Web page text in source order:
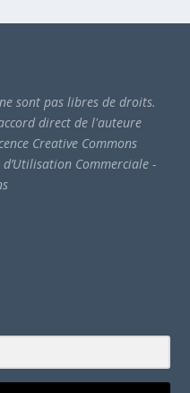
sont pas libres de droits.
direct de l'auteure
Creative Commons
Commerciale -